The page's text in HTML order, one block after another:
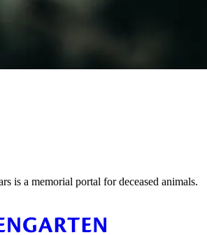
is a memorial portal for deceased animals.